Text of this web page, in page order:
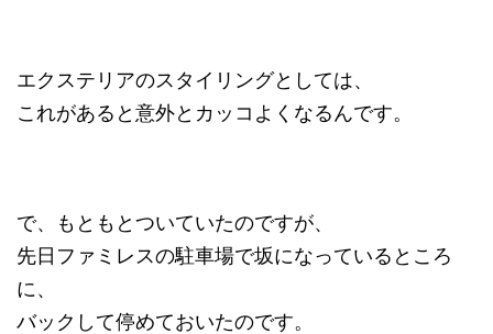
エクステリアのスタイリングとしては、
これがあると意外とカッコよくなるんです。
で、もともとついていたのですが、
先日ファミレスの駐車場で坂になっているところ
に、
バックして停めておいたのです。